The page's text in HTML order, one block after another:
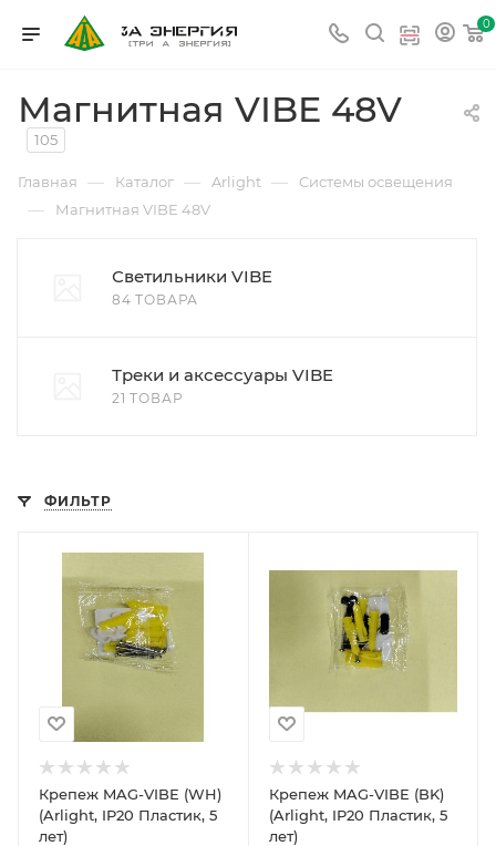
0
Магнитная VIBE 48V
105
Главная — Каталог — Arlight — Системы освещения
— Магнитная VIBE 48V
Светильники VIBE
84 ТОВАРА
Треки и аксессуары VIBE
21 ТОВАР
ФИЛЬТР
Крепеж MAG-VIBE (WH)
(Arlight, IP20 Пластик, 5
лет)
Крепеж MAG-VIBE (BK)
(Arlight, IP20 Пластик, 5
лет)